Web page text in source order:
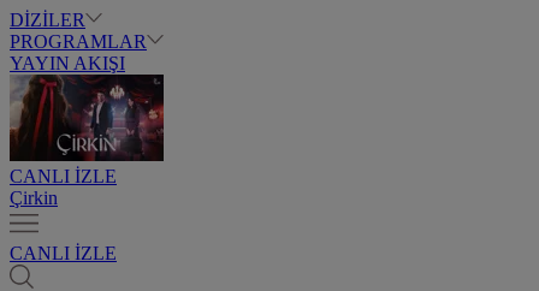
DİZİLER
PROGRAMLAR
YAYIN AKIŞI
CANLI İZLE
Çirkin
CANLI İZLE